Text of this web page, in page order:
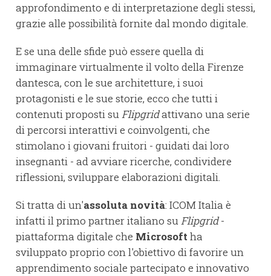
approfondimento e di interpretazione degli stessi,
grazie alle possibilità fornite dal mondo digitale.
E se una delle sfide può essere quella di
immaginare virtualmente il volto della Firenze
dantesca, con le sue architetture, i suoi
protagonisti e le sue storie, ecco che tutti i
contenuti proposti suFlipgridattivano una serie
di percorsi interattivi e coinvolgenti, che
stimolano i giovani fruitori - guidati dai loro
insegnanti - ad avviare ricerche, condividere
riflessioni, sviluppare elaborazioni digitali.
Si tratta di un'assoluta novità: ICOM Italia è
infatti il primo partner italiano suFlipgrid-
piattaforma digitale che Microsoft ha
sviluppato proprio con l'obiettivo di favorire un
apprendimento sociale partecipato e innovativo